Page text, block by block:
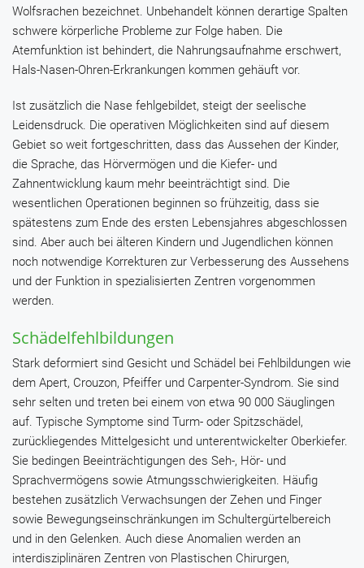
Wolfsrachen bezeichnet. Unbehandelt können derartige Spalten
schwere körperliche Probleme zur Folge haben. Die
Atemfunktion ist behindert, die Nahrungsaufnahme erschwert,
Hals-Nasen-Ohren-Erkrankungen kommen gehäuft vor.
Ist zusätzlich die Nase fehlgebildet, steigt der seelische
Leidensdruck. Die operativen Möglichkeiten sind auf diesem
Gebiet so weit fortgeschritten, dass das Aussehen der Kinder,
die Sprache, das Hörvermögen und die Kiefer- und
Zahnentwicklung kaum mehr beeinträchtigt sind. Die
wesentlichen Operationen beginnen so frühzeitig, dass sie
spätestens zum Ende des ersten Lebensjahres abgeschlossen
sind. Aber auch bei älteren Kindern und Jugendlichen können
noch notwendige Korrekturen zur Verbesserung des Aussehens
und der Funktion in spezialisierten Zentren vorgenommen
werden.
Schädelfehlbildungen
Stark deformiert sind Gesicht und Schädel bei Fehlbildungen wie
dem Apert, Crouzon, Pfeiffer und Carpenter-Syndrom. Sie sind
sehr selten und treten bei einem von etwa 90 000 Säuglingen
auf. Typische Symptome sind Turm- oder Spitzschädel,
zurückliegendes Mittelgesicht und unterentwickelter Oberkiefer.
Sie bedingen Beeinträchtigungen des Seh-, Hör- und
Sprachvermögens sowie Atmungsschwierigkeiten. Häufig
bestehen zusätzlich Verwachsungen der Zehen und Finger
sowie Bewegungseinschränkungen im Schultergürtelbereich
und in den Gelenken. Auch diese Anomalien werden an
interdisziplinären Zentren von Plastischen Chirurgen,